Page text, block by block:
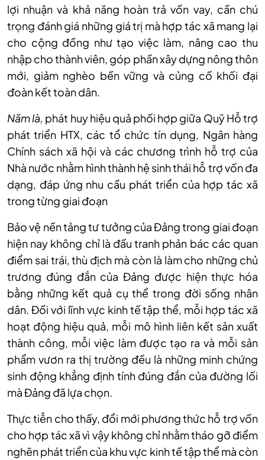
lợi nhuận và khả năng hoàn trả vốn vay, cần chú
trọng đánh giá những giá trị mà hợp tác xã mang lại
cho cộng đồng như tạo việc làm, nâng cao thu
nhập cho thành viên, góp phần xây dựng nông thôn
mới, giảm nghèo bền vững và củng cố khối đại
đoàn kết toàn dân.
Năm là, phát huy hiệu quả phối hợp giữa Quỹ Hỗ trợ
phát triển HTX, các tổ chức tín dụng, Ngân hàng
Chính sách xã hội và các chương trình hỗ trợ của
Nhà nước nhằm hình thành hệ sinh thái hỗ trợ vốn đa
dạng, đáp ứng nhu cầu phát triển của hợp tác xã
trong từng giai đoạn
Bảo vệ nền tảng tư tưởng của Đảng trong giai đoạn
hiện nay không chỉ là đấu tranh phản bác các quan
điểm sai trái, thù địch mà còn là làm cho những chủ
trương đúng đắn của Đảng được hiện thực hóa
bằng những kết quả cụ thể trong đời sống nhân
dân. Đối với lĩnh vực kinh tế tập thể, mỗi hợp tác xã
hoạt động hiệu quả, mỗi mô hình liên kết sản xuất
thành công, mỗi việc làm được tạo ra và mỗi sản
phẩm vươn ra thị trường đều là những minh chứng
sinh động khẳng định tính đúng đắn của đường lối
mà Đảng đã lựa chọn.
Thực tiễn cho thấy, đổi mới phương thức hỗ trợ vốn
cho hợp tác xã vì vậy không chỉ nhằm tháo gỡ điểm
nghẽn phát triển của khu vực kinh tế tập thể mà còn